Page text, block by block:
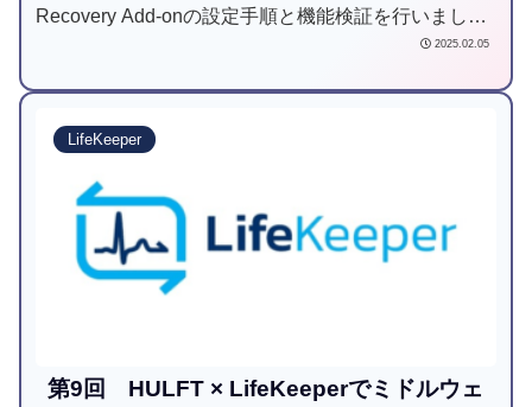
Recovery Add-onの設定手順と機能検証を行いまし
2025.02.05
LifeKeeper
第9回 HULFT × LifeKeeperでミドルウェ